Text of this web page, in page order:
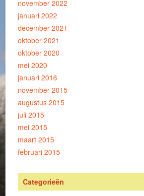
november 2022
januari 2022
december 2021
oktober 2021
oktober 2020
mei 2020
januari 2016
november 2015
augustus 2015
juli 2015
mei 2015
maart 2015
februari 2015
Categorieën